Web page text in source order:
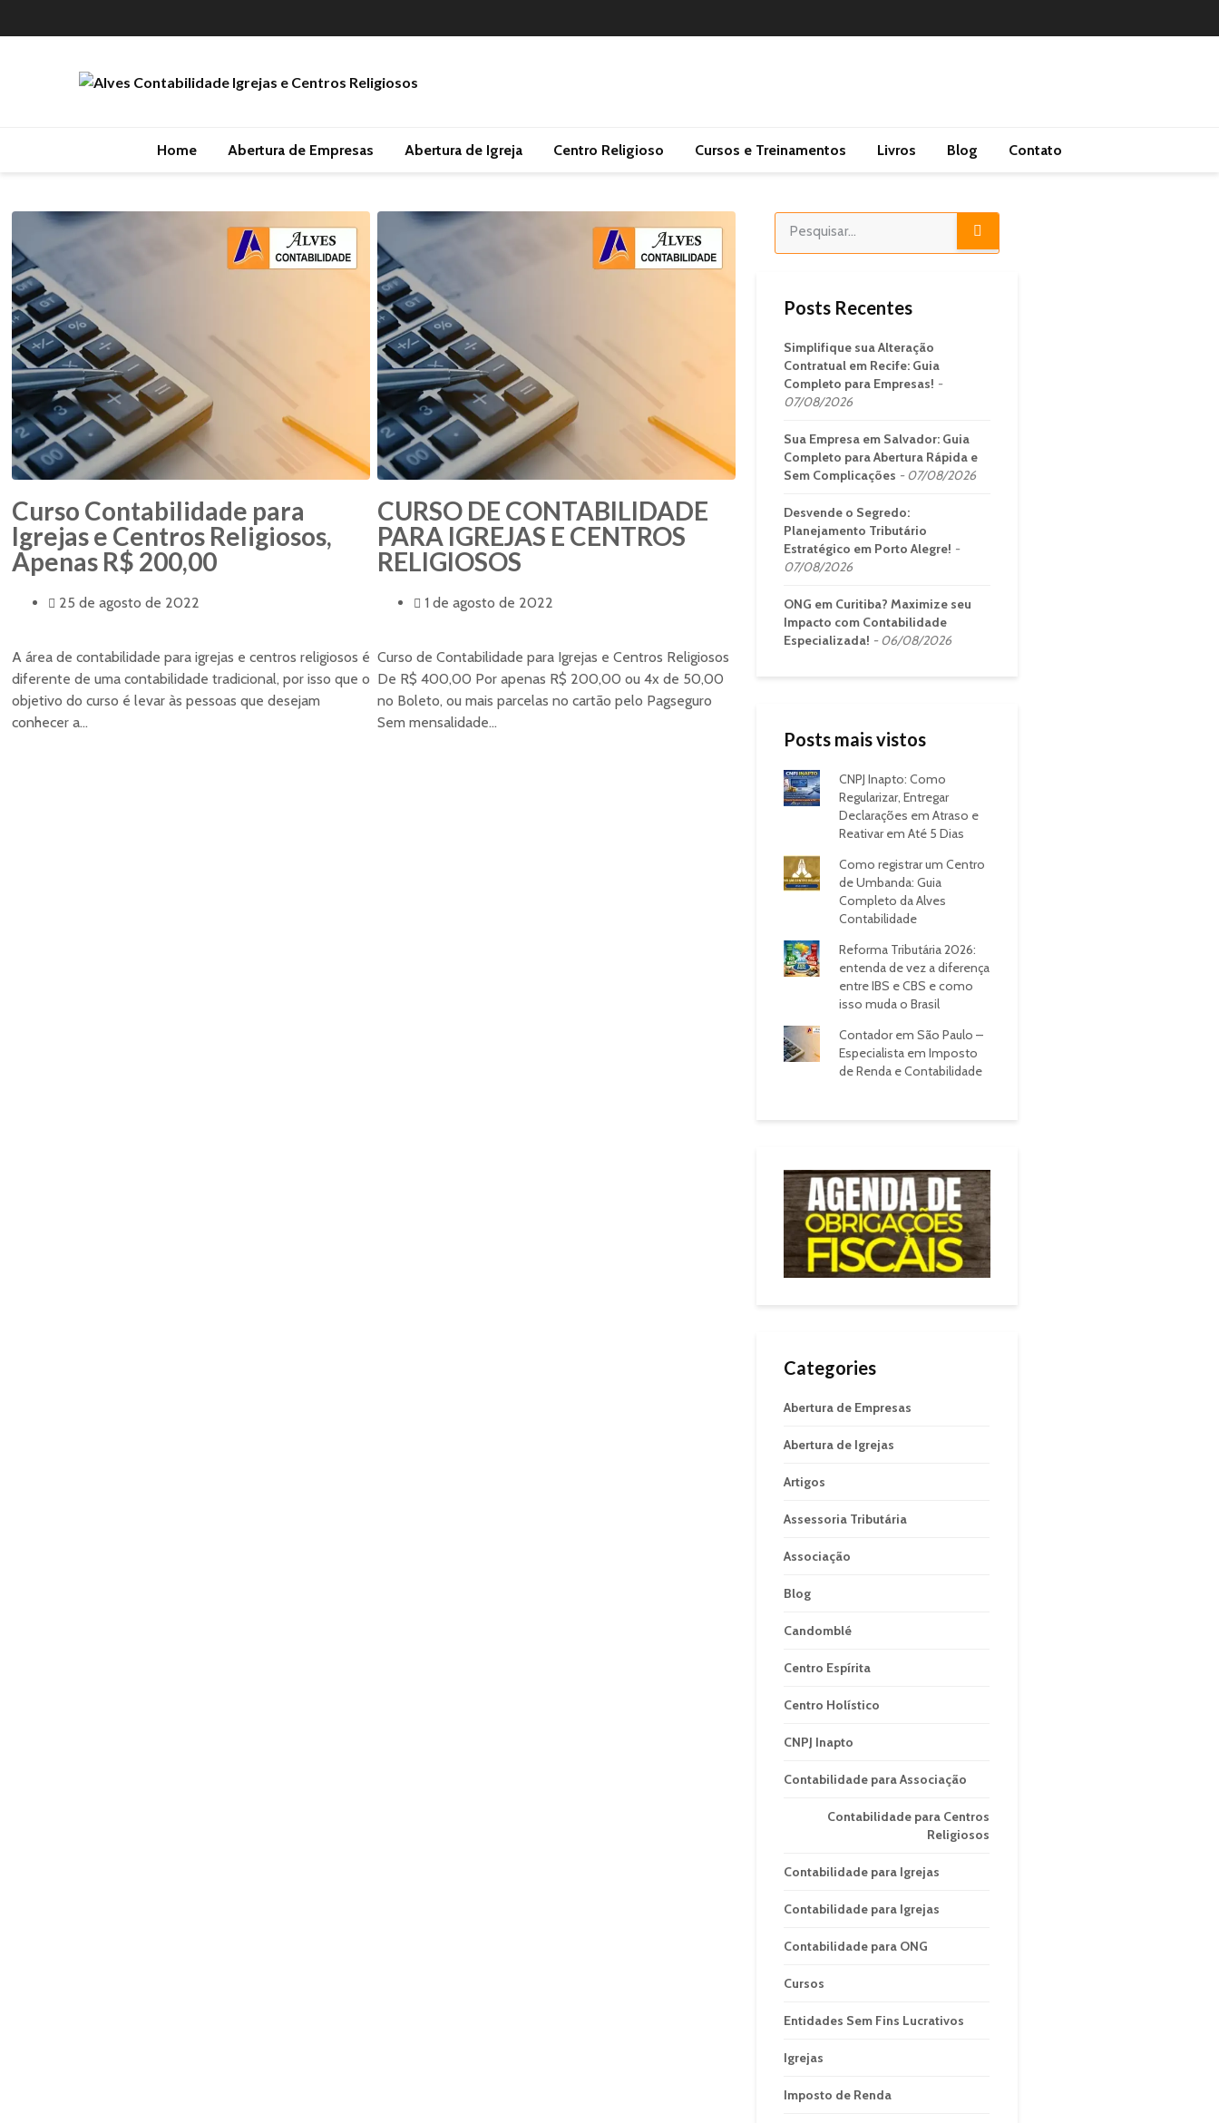
Home Abertura de Empresas Abertura de Igreja Centro Religioso Cursos e Treinamentos Livros Blog Contato
Curso Contabilidade para
Igrejas e Centros Religiosos,
Apenas R$ 200,00
25 de agosto de 2022
A área de contabilidade para igrejas e centros religiosos é
diferente de uma contabilidade tradicional, por isso que o
objetivo do curso é levar às pessoas que desejam
conhecer a...
CURSO DE CONTABILIDADE
PARA IGREJAS E CENTROS
RELIGIOSOS
1 de agosto de 2022
Curso de Contabilidade para Igrejas e Centros Religiosos
De R$ 400,00 Por apenas R$ 200,00 ou 4x de 50,00
no Boleto, ou mais parcelas no cartão pelo Pagseguro
Sem mensalidade...
Posts Recentes
Simplifique sua Alteração
Contratual em Recife: Guia
Completo para Empresas!
07/08/2026
Sua Empresa em Salvador: Guia
Completo para Abertura Rápida e
Sem Complicações
07/08/2026
Desvende o Segredo:
Planejamento Tributário
Estratégico em Porto Alegre!
07/08/2026
ONG em Curitiba? Maximize seu
Impacto com Contabilidade
Especializada!
06/08/2026
Posts mais vistos
CNPJ Inapto: Como
Regularizar, Entregar
Declarações em Atraso e
Reativar em Até 5 Dias
Como registrar um Centro
de Umbanda: Guia
Completo da Alves
Contabilidade
Reforma Tributária 2026:
entenda de vez a diferença
entre IBS e CBS e como
isso muda o Brasil
Contador em São Paulo –
Especialista em Imposto
de Renda e Contabilidade
Categories
Abertura de Empresas
Abertura de Igrejas
Artigos
Assessoria Tributária
Associação
Blog
Candomblé
Centro Espírita
Centro Holístico
CNPJ Inapto
Contabilidade para Associação
Contabilidade para Centros
Religiosos
Contabilidade para Igrejas
Contabilidade para Igrejas
Contabilidade para ONG
Cursos
Entidades Sem Fins Lucrativos
Igrejas
Imposto de Renda